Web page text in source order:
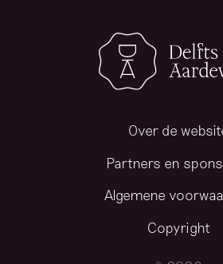
Over de
Partners en
Algemene
Copyright